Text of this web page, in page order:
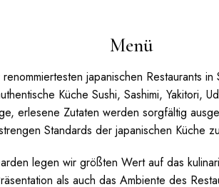
Menü
japanischen Restaurants in
Küche Sushi, Sashimi, Yakitori,
erlesene Zutaten werden sorgfältig
Standards der japanischen Küche
legen wir größten Wert auf das
als auch das Ambiente des